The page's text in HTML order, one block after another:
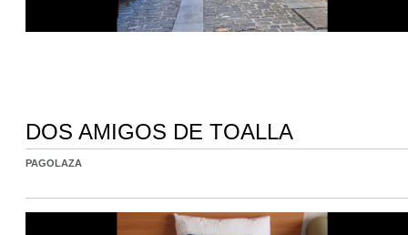
DOS AMIGOS DE TOALLA
PAGOLAZA